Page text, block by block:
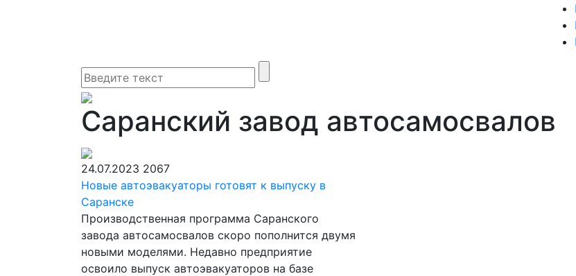
Саранский завод автосамосвалов
24.07.2023 2067
Новые автоэвакуаторы готовят к выпуску в
Саранске
Производственная программа Саранского
завода автосамосвалов скоро пополнится двумя
новыми моделями. Недавно предприятие
освоило выпуск автоэвакуаторов на базе